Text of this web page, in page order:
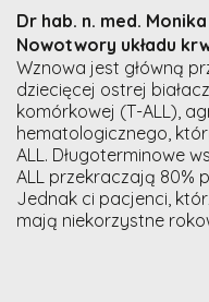
Dr hab. n. med.
Nowotwory układu
Wznowa jest główną
dziecięcej ostrej
komórkowej (T-ALL),
hematologicznego,
ALL. Długoterminowe
ALL przekraczają 80%
Jednak ci pacjenci,
mają niekorzystne